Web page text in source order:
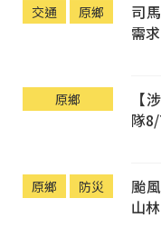
交通 原鄉
司
需求
原鄉
【
隊
原鄉 防災
颱
山林